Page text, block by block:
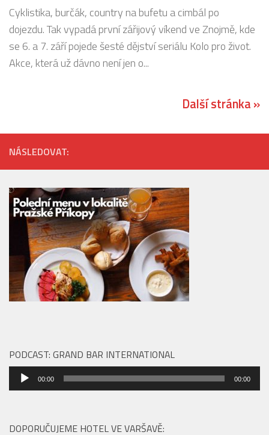
Cyklistika, burčák, country na bufetu a cimbál po
dojezdu. Tak vypadá první zářijový víkend ve Znojmě, kde
se 6. a 7. září pojede šesté dějství seriálu Kolo pro život.
Akce, která už dávno není jen o...
Další stránka »
NÁSLEDOVAT:
PODCAST: GRAND BAR INTERNATIONAL
Audio
přehrávač
00:00 00:00
DOPORUČUJEME HOTEL VE VARŠAVĚ: